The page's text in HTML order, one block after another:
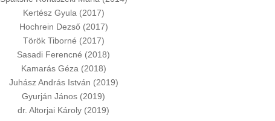
Kertész Gyula (2017)
Hochrein Dezső (2017)
Török Tiborné (2017)
Sasadi Ferencné (2018)
Kamarás Géza (2018)
Juhász András István (2019)
Gyurján János (2019)
dr. Altorjai Károly (2019)